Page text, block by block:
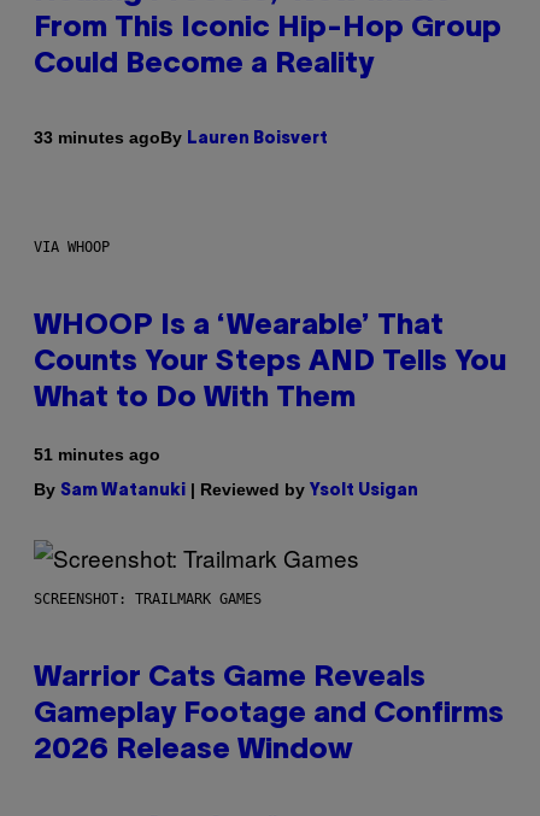
From This Iconic Hip-Hop Group
Could Become a Reality
33 minutes agoBy Lauren Boisvert
VIA WHOOP
WHOOP Is a ‘Wearable’ That
Counts Your Steps AND Tells You
What to Do With Them
51 minutes ago
By Sam Watanuki | Reviewed by Ysolt Usigan
SCREENSHOT: TRAILMARK GAMES
Warrior Cats Game Reveals
Gameplay Footage and Confirms
2026 Release Window